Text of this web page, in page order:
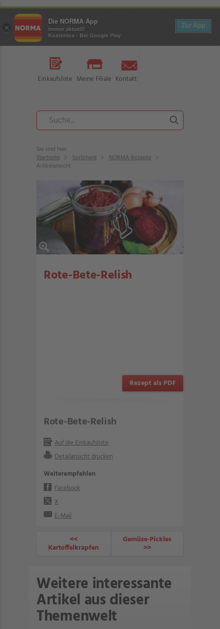
Einkaufsliste Meine Filiale Kontakt
Sie sind hier:
Startseite
Sortiment
NORMA-Rezepte
Artikelansicht
Rote-Bete-Relish
Rezept als PDF
Rote-Bete-Relish
Auf die Einkaufsliste
Detailansicht drucken
Weiterempfehlen
Facebook
X
E-Mail
<<
Kartoffelkrapfen
Gemüse-Pickles
>>
Weitere interessante
Artikel aus dieser
Themenwelt
×
Die NORMA App
Immer aktuell!
Kostenlos - Bei Google Play
Zur App